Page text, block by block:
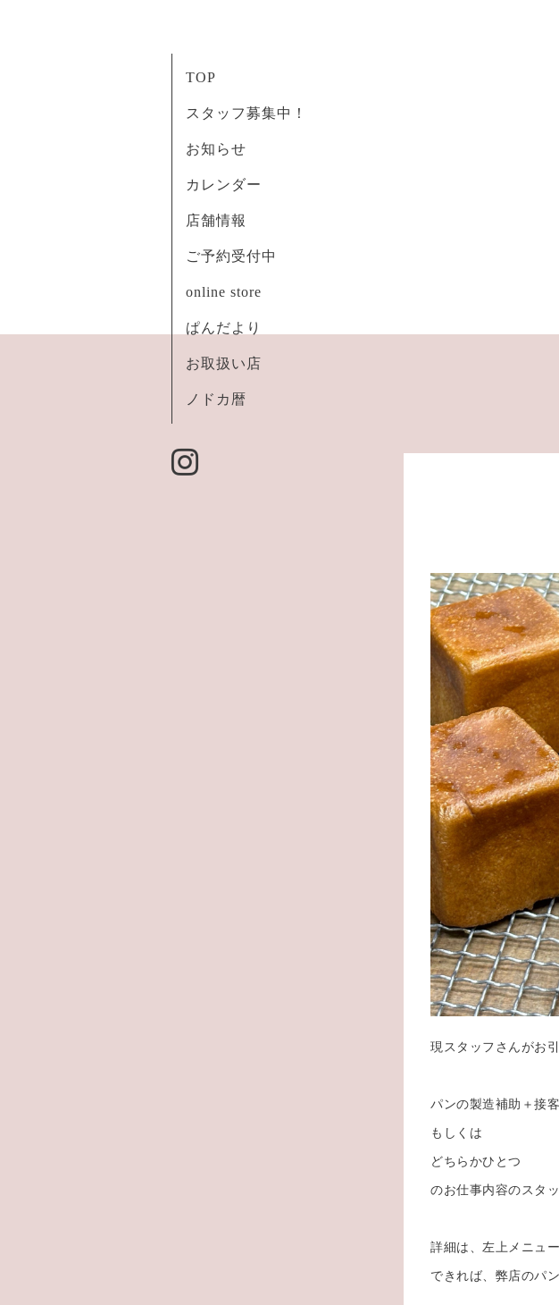
TOP
スタッフ募集中！
お知らせ
カレンダー
店舗情報
ご予約受付中
online store
ぱんだより
お取扱い店
ノドカ暦
現スタッフさんがお
パンの製造補助＋接
もしくは
どちらかひとつ
のお仕事内容のスタ
詳細は、左上メニュ
できれば、弊店のパ